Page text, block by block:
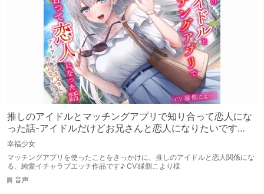
推しのアイドルとマッチングアプリで知り合って恋人にな
った話-アイドルだけどお兄さんと恋人になりたいです
【KU100】
幸福少女
マッチングアプリを使ったことをきっかけに、推しのアイドルと恋人関係にな
る、純愛イチャラブエッチ作品です♪ CV:縁側こより様
音声